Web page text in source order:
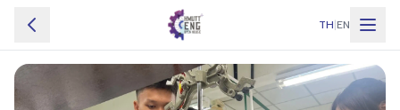
TH|EN
ไฮไลท์
ภาควิชา